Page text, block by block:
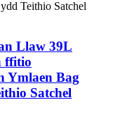
Llaw 39L
ffitio
Ymlaen Bag
Satchel